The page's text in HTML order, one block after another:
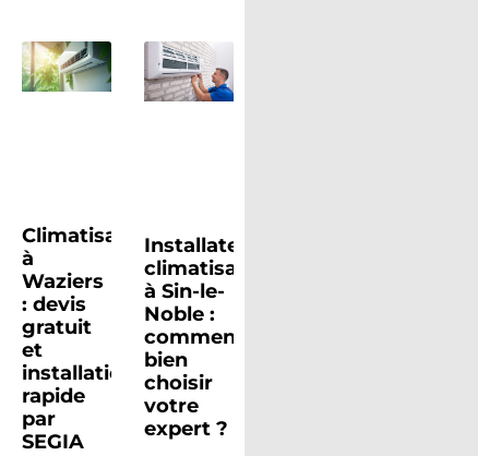
Climatisation
à
Waziers
: devis
gratuit
et
installation
rapide
par
SEGIA
Installateur
climatisation
à Sin-le-
Noble :
comment
bien
choisir
votre
expert ?